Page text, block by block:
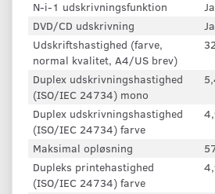
N-i-1 udskrivningsfunktion
Ja
DVD/CD udskrivning
Ja
Udskriftshastighed (farve,
normal kvalitet, A4/US brev)
Duplex udskrivningshastighed
(ISO/IEC 24734) mono
Duplex udskrivningshastighed
(ISO/IEC 24734) farve
Maksimal opløsning
Dupleks printehastighed
(ISO/IEC 24734) farve